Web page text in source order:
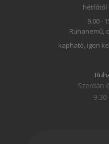
hétfőtől
9.00 -
Ruhanemű,
kapható, igen
Szerdán